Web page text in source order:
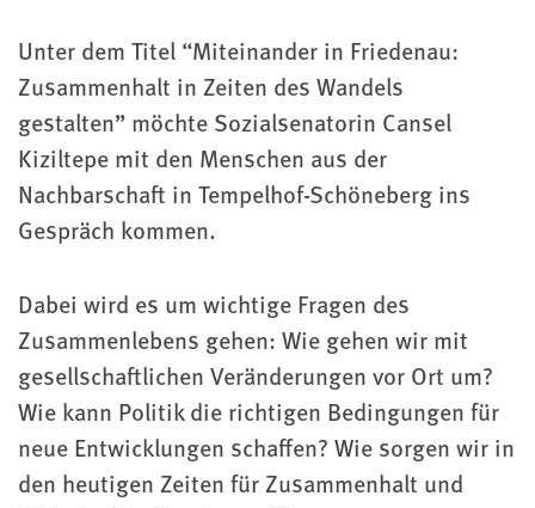
Unter dem Titel “Miteinander in Friedenau:
Zusammenhalt in Zeiten des Wandels
gestalten” möchte Sozialsenatorin Cansel
Kiziltepe mit den Menschen aus der
Nachbarschaft in Tempelhof-Schöneberg ins
Gespräch kommen.
Dabei wird es um wichtige Fragen des
Zusammenlebens gehen: Wie gehen wir mit
gesellschaftlichen Veränderungen vor Ort um?
Wie kann Politik die richtigen Bedingungen für
neue Entwicklungen schaffen? Wie sorgen wir in
den heutigen Zeiten für Zusammenhalt und